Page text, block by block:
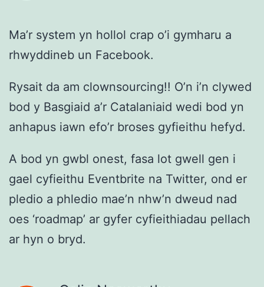
Ma’r system yn hollol crap o’i gymharu a
rhwyddineb un Facebook.
Rysait da am clownsourcing!! O’n i’n clywed
bod y Basgiaid a’r Catalaniaid wedi bod yn
anhapus iawn efo’r broses gyfieithu hefyd.
A bod yn gwbl onest, fasa lot gwell gen i
gael cyfieithu Eventbrite na Twitter, ond er
pledio a phledio mae’n nhw’n dweud nad
oes ‘roadmap’ ar gyfer cyfieithiadau pellach
ar hyn o bryd.